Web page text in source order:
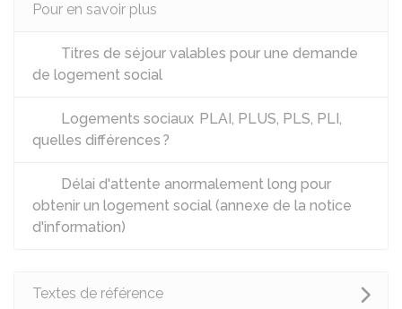
Pour en savoir plus
Titres de séjour valables pour une demande
de logement social
Logements sociaux PLAI, PLUS, PLS, PLI,
quelles différences ?
Délai d'attente anormalement long pour
obtenir un logement social (annexe de la notice
d'information)
Textes de référence